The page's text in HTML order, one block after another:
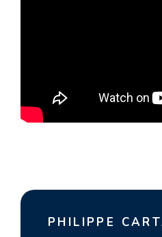
PHILIPPE